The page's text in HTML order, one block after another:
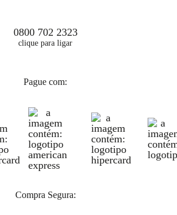
0800 702 2323
clique para ligar
Pague com:
Compra Segura: